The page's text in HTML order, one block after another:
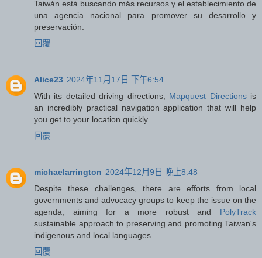
Taiwán está buscando más recursos y el establecimiento de
una agencia nacional para promover su desarrollo y
preservación.
回覆
Alice23 2024年11月17日 下午6:54
With its detailed driving directions, Mapquest Directionsis
an incredibly practical navigation application that will help
you get to your location quickly.
回覆
michaelarrington 2024年12月9日 晚上8:48
Despite these challenges, there are efforts from local
governments and advocacy groups to keep the issue on the
agenda, aiming for a more robust and PolyTrack
sustainable approach to preserving and promoting Taiwan's
indigenous and local languages.
回覆